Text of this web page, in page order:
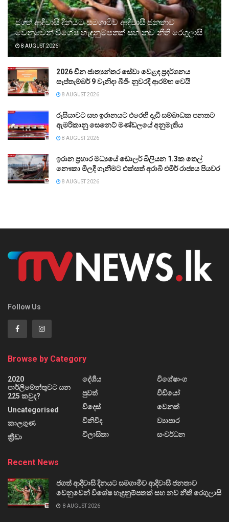
ජගත් ආදිවාසි දිනයට සමගාමීව ආදිවාසී ජනතාව
වෙනුවෙන් විශේෂ හැඳුනුම්පතක් සහ නව නීති රෙගුලාසි
8 AUGUST 2026
2026 චීන ජාත්‍යන්තර සේවා වෙළඳ ප්‍රදර්ශනය
සැප්තැම්බර් 9 වැනිදා බීජිං නුවරදී ආරම්භ වෙයි
8 AUGUST 2026
රුසියාවට සහ ඉරානයට එරෙහි දැඩි සම්බාධක පනතට
ඇමරිකානු සෙනෙට් මණ්ඩලයේ අනුමැතිය
8 AUGUST 2026
ඉරාන ප්‍රහාර මධ්‍යයේ ඩොලර් බිලියන 1.3ක තෙල්
නෞකා මිලදී ගැනීමට එක්සත් අරාබි එමීර් රාජ්‍යය පියවර
8 AUGUST 2026
Follow Us
Browse by Category
2020
පාර්ලිමේන්තුවට යන
225 කවුද?
Uncategorised
කාලගුණ
ක්‍රීඩා
දේශීය
පුවත්
විදෙස්
විනිවිද
විලාසිතා
විශේෂාංග
වීඩියෝ
වෙනත්
ව්‍යාපාර
සංවර්ධන
Recent News
ජගත් ආදිවාසි දිනයට සමගාමීව ආදිවාසී ජනතාව
වෙනුවෙන් විශේෂ හැඳුනුම්පතක් සහ නව නීති රෙගුලාසි
8 AUGUST 2026